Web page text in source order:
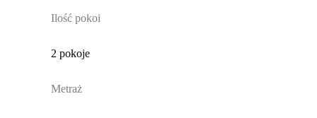
Ilość pokoi
2 pokoje
Metraż